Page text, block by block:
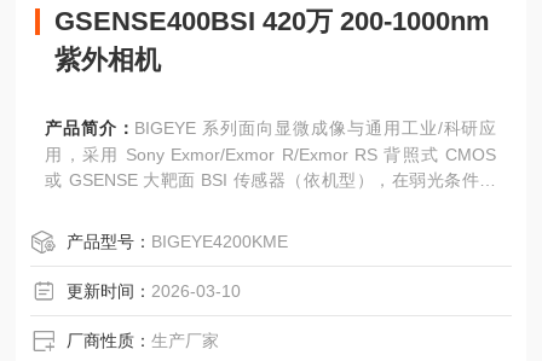
GSENSE400BSI 420万 200-1000nm
紫外相机
产品简介： BIGEYE 系列面向显微成像与通用工业/科研应
用，采用 Sony Exmor/Exmor R/Exmor RS 背照式 CMOS
或 GSENSE 大靶面 BSI 传感器（依机型），在弱光条件下
持 Global Reset（卷帘读出）以兼顾高帧率与运动抑制，适
用于紫外检测、电晕检测等高要求场景。
产品型号： BIGEYE4200KME
更新时间： 2026-03-10
厂商性质：生产厂家